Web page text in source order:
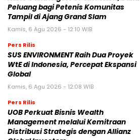
Peluang bagi Petenis Komunitas
Tampil di Ajang Grand Slam
Kamis, 6 Agu 2026 - 12:10 WIB
Pers Rilis
SUS ENVIRONMENT Raih Dua Proyek
WtE di Indonesia, Percepat Ekspansi
Global
Kamis, 6 Agu 2026 - 12:08 WIB
Pers Rilis
UOB Perkuat Bisnis Wealth
Management melalui Kemitraan
Distribusi Strategis dengan Allianz